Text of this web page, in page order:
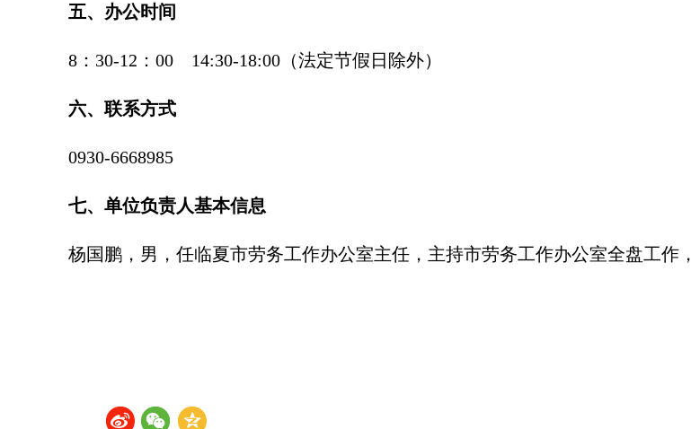
五、办公时间
8：30-12：00 14:30-18:00（法定节假日除外）
六、联系方式
0930-6668985
七、单位负责人基本信息
杨国鹏，男，任临夏市劳务工作办公室主任，主持市劳务工作办公室全盘工作，